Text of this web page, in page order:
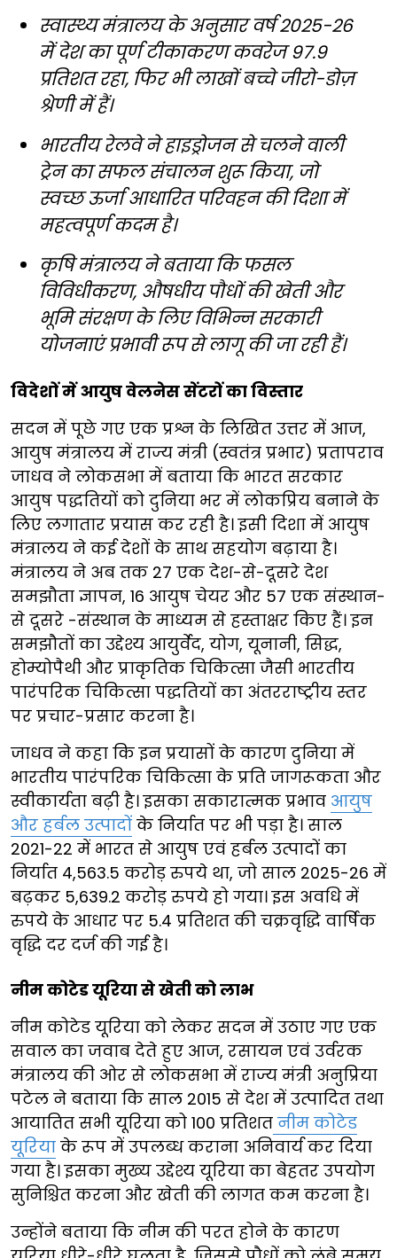
स्वास्थ्य मंत्रालय के अनुसार वर्ष 2025-26
में देश का पूर्ण टीकाकरण कवरेज 97.9
प्रतिशत रहा, फिर भी लाखों बच्चे जीरो-डोज़
श्रेणी में हैं।
भारतीय रेलवे ने हाइड्रोजन से चलने वाली
ट्रेन का सफल संचालन शुरू किया, जो
स्वच्छ ऊर्जा आधारित परिवहन की दिशा में
महत्वपूर्ण कदम है।
कृषि मंत्रालय ने बताया कि फसल
विविधीकरण, औषधीय पौधों की खेती और
भूमि संरक्षण के लिए विभिन्न सरकारी
योजनाएं प्रभावी रूप से लागू की जा रही हैं।
विदेशों में आयुष वेलनेस सेंटरों का विस्तार
सदन में पूछे गए एक प्रश्न के लिखित उत्तर में आज,
आयुष मंत्रालय में राज्य मंत्री (स्वतंत्र प्रभार) प्रतापराव
जाधव ने लोकसभा में बताया कि भारत सरकार
आयुष पद्धतियों को दुनिया भर में लोकप्रिय बनाने के
लिए लगातार प्रयास कर रही है। इसी दिशा में आयुष
मंत्रालय ने कई देशों के साथ सहयोग बढ़ाया है।
मंत्रालय ने अब तक 27 एक देश-से-दूसरे देश
समझौता ज्ञापन, 16 आयुष चेयर और 57 एक संस्थान-
से दूसरे -संस्थान के माध्यम से हस्ताक्षर किए हैं। इन
समझौतों का उद्देश्य आयुर्वेद, योग, यूनानी, सिद्ध,
होम्योपैथी और प्राकृतिक चिकित्सा जैसी भारतीय
पारंपरिक चिकित्सा पद्धतियों का अंतरराष्ट्रीय स्तर
पर प्रचार-प्रसार करना है।
जाधव ने कहा कि इन प्रयासों के कारण दुनिया में
भारतीय पारंपरिक चिकित्सा के प्रति जागरूकता और
स्वीकार्यता बढ़ी है। इसका सकारात्मक प्रभाव आयुष
और हर्बल उत्पादों के निर्यात पर भी पड़ा है। साल
2021-22 में भारत से आयुष एवं हर्बल उत्पादों का
निर्यात 4,563.5 करोड़ रुपये था, जो साल 2025-26 में
बढ़कर 5,639.2 करोड़ रुपये हो गया। इस अवधि में
रुपये के आधार पर 5.4 प्रतिशत की चक्रवृद्धि वार्षिक
वृद्धि दर दर्ज की गई है।
नीम कोटेड यूरिया से खेती को लाभ
नीम कोटेड यूरिया को लेकर सदन में उठाए गए एक
सवाल का जवाब देते हुए आज, रसायन एवं उर्वरक
मंत्रालय की ओर से लोकसभा में राज्य मंत्री अनुप्रिया
पटेल ने बताया कि साल 2015 से देश में उत्पादित तथा
आयातित सभी यूरिया को 100 प्रतिशत नीम कोटेड
यूरिया के रूप में उपलब्ध कराना अनिवार्य कर दिया
गया है। इसका मुख्य उद्देश्य यूरिया का बेहतर उपयोग
सुनिश्चित करना और खेती की लागत कम करना है।
उन्होंने बताया कि नीम की परत होने के कारण